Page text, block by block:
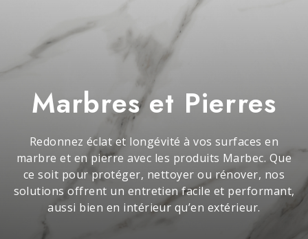
Marbres et Pierres
Redonnez éclat et longévité à vos surfaces en
marbre et en pierre avec les produits Marbec. Que
ce soit pour protéger, nettoyer ou rénover, nos
solutions offrent un entretien facile et performant,
aussi bien en intérieur qu’en extérieur.